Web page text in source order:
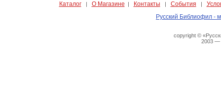
Каталог| О Магазине | Контакты | События |
Русский Библиофил -
copyright ©
2003 —